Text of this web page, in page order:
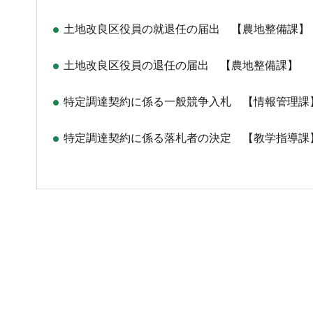
土地改良区役員の就退任の届出 【農地整備課】
土地改良区役員の退任の届出 【農地整備課】
特定調達契約に係る一般競争入札 【情報管理課
特定調達契約に係る落札者の決定 【教学指導課